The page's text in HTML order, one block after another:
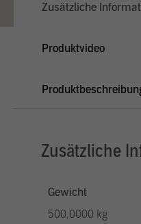
Zusätzliche
Produktvideo
Zusätzliche
Gewicht
500,0000 kg